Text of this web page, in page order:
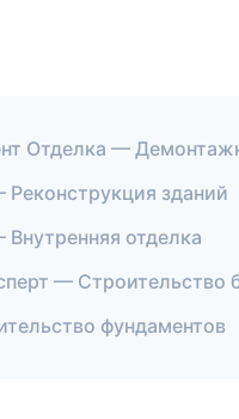
Отделка —
зданий
отделка
— Строительство
фундаментов